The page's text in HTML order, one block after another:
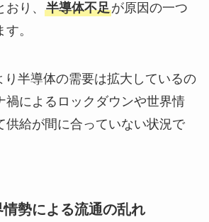
り、 半導体不足が原因の一つ
。
り半導体の需要は拡大しているの
禍によるロックダウンや世界情
供給が間に合っていない状況で
勢による流通の乱れ